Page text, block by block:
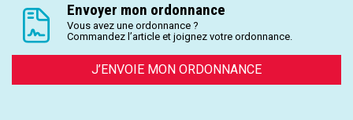
Envoyer mon ordonnance
Vous avez une ordonnance ?
Commandez l’article et joignez votre ordonnance.
J’ENVOIE MON ORDONNANCE